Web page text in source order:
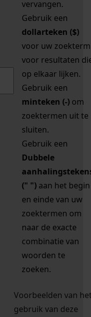
vervangen.
Gebruik een
dollarteken ($)
voor uw zoekterm
voor resultaten
op elkaar lijken.
Gebruik een
minteken (-) om
zoektermen uit te
sluiten.
Gebruik een
Dubbele
(" ") aan het begin
en einde van uw
zoektermen om
naar de exacte
combinatie van
woorden te
zoeken.
Voorbeelden van
gebruik van deze